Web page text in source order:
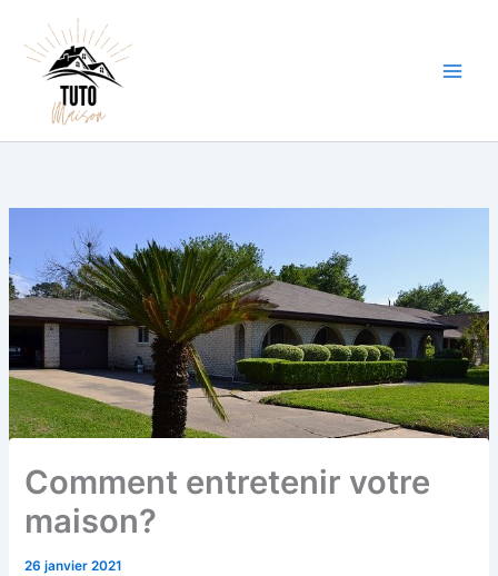
contenu
Comment entretenir votre
maison?
26 janvier 2021